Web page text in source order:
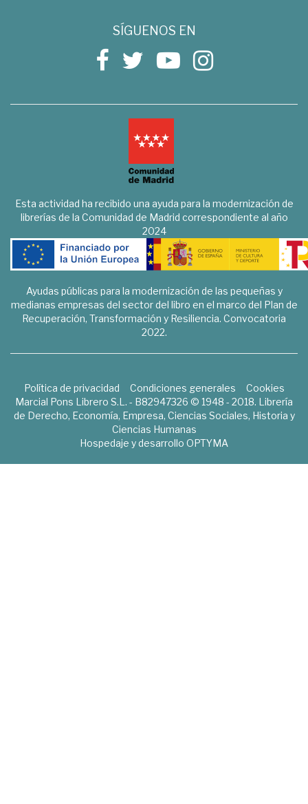
SÍGUENOS EN
Esta actividad ha recibido una ayuda para la modernización de
librerías de la Comunidad de Madrid correspondiente al año
2024
Ayudas públicas para la modernización de las pequeñas y
medianas empresas del sector del libro en el marco del Plan de
Recuperación, Transformación y Resiliencia. Convocatoria
2022.
Política de privacidad Condiciones generales
Cookies
Marcial Pons Librero S.L. - B82947326 © 1948 - 2018. Librería
de Derecho, Economía, Empresa, Ciencias Sociales, Historia y
Ciencias Humanas
Hospedaje y desarrollo OPTYMA